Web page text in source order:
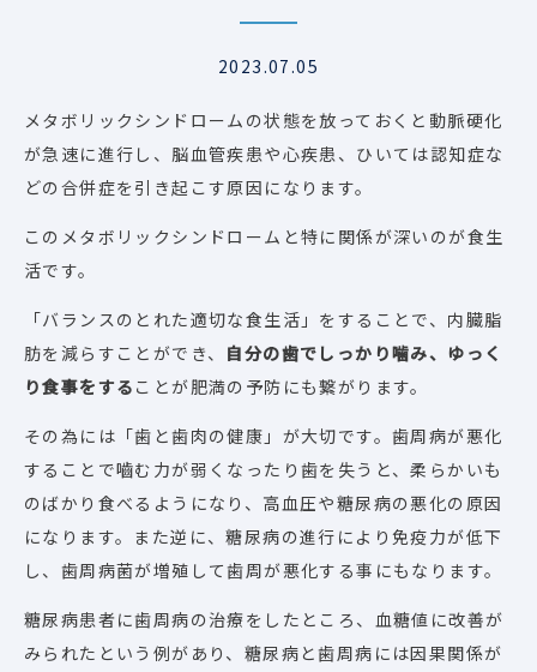
2023.07.05
メタボリックシンドロームの状態を放っておくと動脈硬化
が急速に進行し、脳血管疾患や心疾患、ひいては認知症な
どの合併症を引き起こす原因になります。
このメタボリックシンドロームと特に関係が深いのが食生
活です。
「バランスのとれた適切な食生活」をすることで、内臓脂
肪を減らすことができ、 自分の歯でしっかり噛み、ゆっく
り食事をする ことが肥満の予防にも繋がります。
その為には「歯と歯肉の健康」が大切です。歯周病が悪化
することで嚙む力が弱くなったり歯を失うと、柔らかいも
のばかり食べるようになり、高血圧や糖尿病の悪化の原因
になります。また逆に、糖尿病の進行により免疫力が低下
し、歯周病菌が増殖して歯周が悪化する事にもなります。
糖尿病患者に歯周病の治療をしたところ、血糖値に改善が
みられたという例があり、糖尿病と歯周病には因果関係が